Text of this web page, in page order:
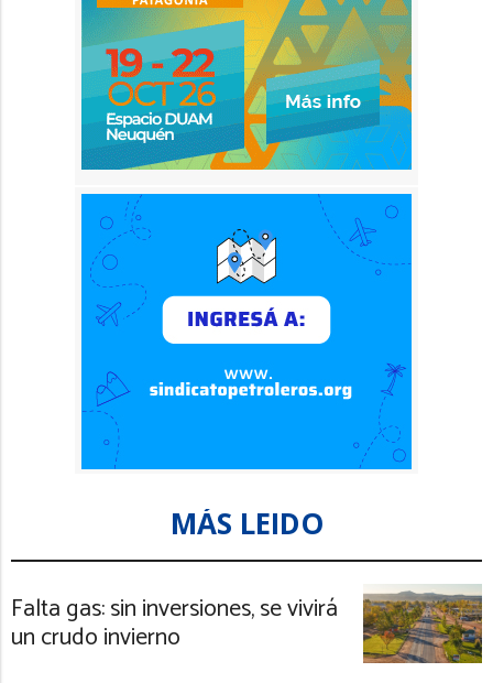
MÁS LEIDO
Falta gas: sin inversiones, se vivirá
un crudo invierno